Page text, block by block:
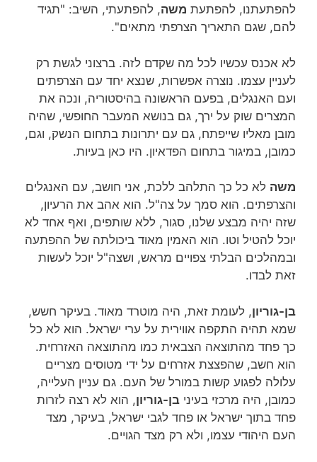
להפתעתנו, להפתעת משה, להפתעתי, השיב: "תגיד
להם, שגם התאריך הצרפתי מתאים".
לא אכנס עכשיו לכל מה שקדם לזה. ברצוני לגשת רק
לעניין עצמו. נוצרה אפשרות, שנצא יחד עם הצרפתים
ועם האנגלים, בפעם הראשונה בהיסטוריה, ונכה את
המצרים שוק על ירך, גם בנושא המעבר החופשי, שהיה
מובן מאליו שייפתח, גם עם יתרונות בתחום הנשק, וגם,
כמובן, במיגור בתחום הפדאיון. היו כאן בעיות.
משה לא כל כך התלהב ללכת, אני חושב, עם האנגלים
והצרפתים. הוא סמך על צה"ל. הוא אהב את הרעיון,
שזה יהיה מבצע שלנו, סגור, ללא שותפים, ואף אחד לא
יוכל להטיל וטו. הוא האמין מאוד ביכולתה של ההפתעה
ובמהלכים הבלתי צפויים מראש, ושצה"ל יוכל לעשות
זאת לבדו.
בן-גוריון, לעומת זאת, היה מוטרד מאוד. בעיקר חשש,
שמא תהיה התקפה אווירית על ערי ישראל. הוא לא כל
כך פחד מהתוצאה הצבאית כמו מהתוצאה האזרחית.
הוא חשב, שהפצצת אזרחים על ידי מטוסים מצריים
עלולה לפגוע קשות במורל של העם. גם עניין העלייה,
כמובן, היה מרכזי בעיני בן-גוריון, הוא לא רצה לזרות
פחד בתוך ישראל או פחד לגבי ישראל, בעיקר, מצד
העם היהודי עצמו, ולא רק מצד הגויים.